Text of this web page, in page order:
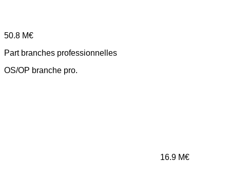
50.8 M€
Part branches professionnelles
OS/OP branche pro.
16.9 M€